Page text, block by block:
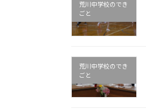
荒川中学校のでき
ごと
荒川中学校のでき
ごと